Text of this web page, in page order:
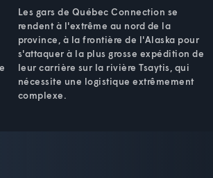
Les gars de Québec Connection se
rendent à l'extrême au nord de la
province, à la frontière de l'Alaska pour
s'attaquer à la plus grosse expédition de
leur carrière sur la rivière Tsaytis, qui
nécessite une logistique extrêmement
complexe.